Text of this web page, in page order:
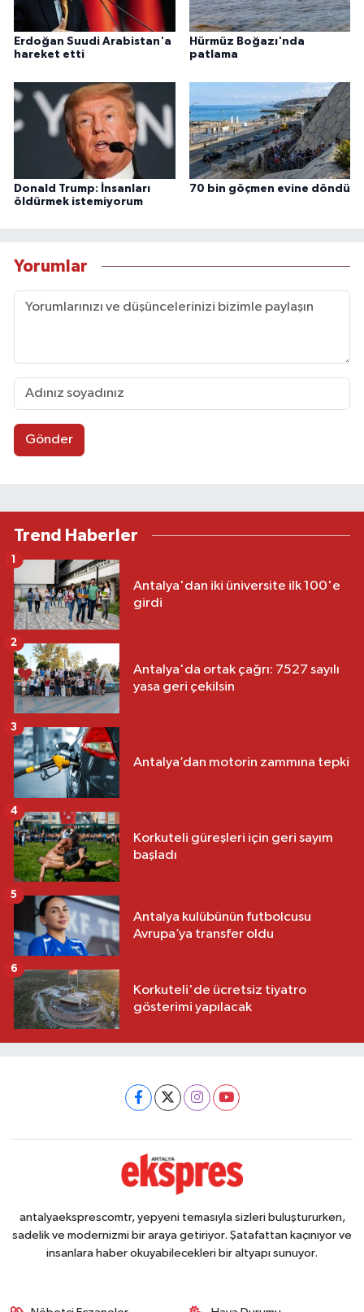
Erdoğan Suudi Arabistan'a
hareket etti
Hürmüz Boğazı'nda
patlama
Donald Trump: İnsanları
öldürmek istemiyorum
70 bin göçmen evine döndü
Yorumlar
Gönder
Trend Haberler
Antalya'dan iki üniversite ilk 100'e
girdi
1
Antalya'da ortak çağrı: 7527 sayılı
yasa geri çekilsin
2
Antalya’dan motorin zammına tepki
3
Korkuteli güreşleri için geri sayım
başladı
4
Antalya kulübünün futbolcusu
Avrupa’ya transfer oldu
5
Korkuteli'de ücretsiz tiyatro
gösterimi yapılacak
6
antalyaeksprescomtr, yepyeni temasıyla sizleri buluştururken,
sadelik ve modernizmi bir araya getiriyor. Şatafattan kaçınıyor ve
insanlara haber okuyabilecekleri bir altyapı sunuyor.